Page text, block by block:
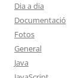
Dia a dia
Documentació
Fotos
General
Java